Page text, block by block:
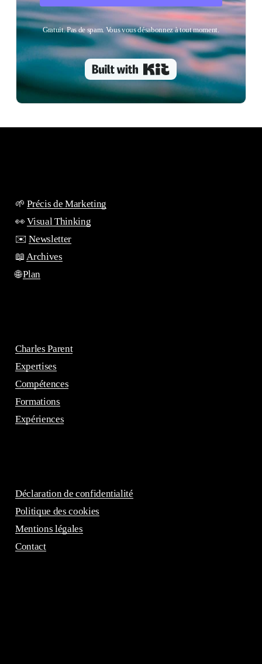
Gratuit. Pas de spam. Vous vous désabonnez à tout moment.
Built with Kit
🌱Précis de Marketing
👀Visual Thinking
✉️Newsletter
📖Archives
🌐Plan
Charles Parent
Expertises
Compétences
Formations
Expériences
Déclaration de confidentialité
Politique des cookies
Mentions légales
Contact